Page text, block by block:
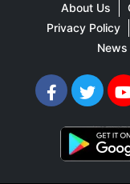
About Us
Privacy Policy
News